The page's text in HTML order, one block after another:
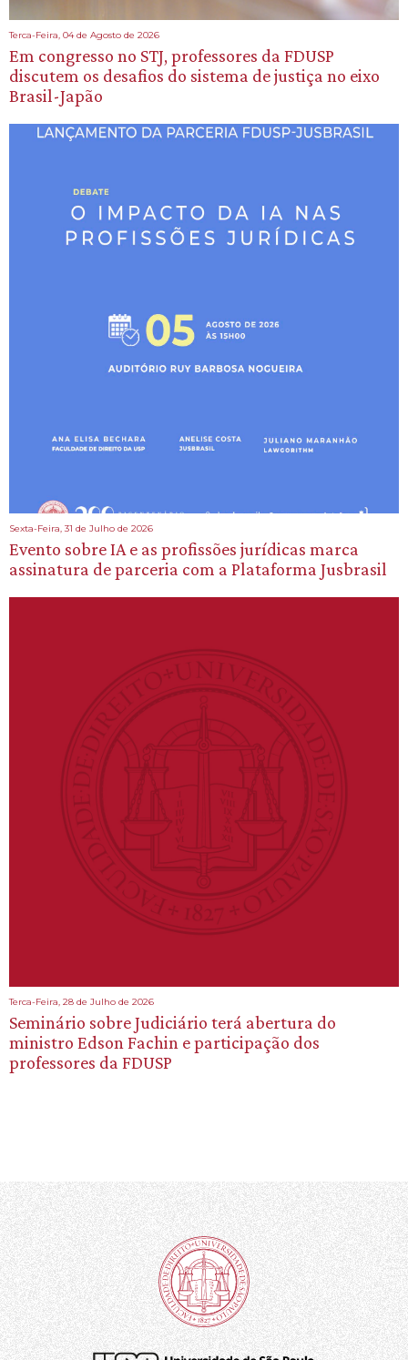
Terca-Feira, 04 de Agosto de 2026
Em congresso no STJ, professores da FDUSP
discutem os desafios do sistema de justiça no eixo
Brasil-Japão
Sexta-Feira, 31 de Julho de 2026
Evento sobre IA e as profissões jurídicas marca
assinatura de parceria com a Plataforma Jusbrasil
Terca-Feira, 28 de Julho de 2026
Seminário sobre Judiciário terá abertura do
ministro Edson Fachin e participação dos
professores da FDUSP